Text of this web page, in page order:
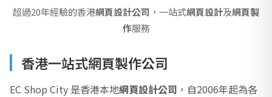
超過20年經驗的香港網頁設計公司 ，一站式網頁設計及網頁製
作服務
香港一站式網頁製作公司
EC Shop City 是香港本地網頁設計公司 ，自2006年起為各